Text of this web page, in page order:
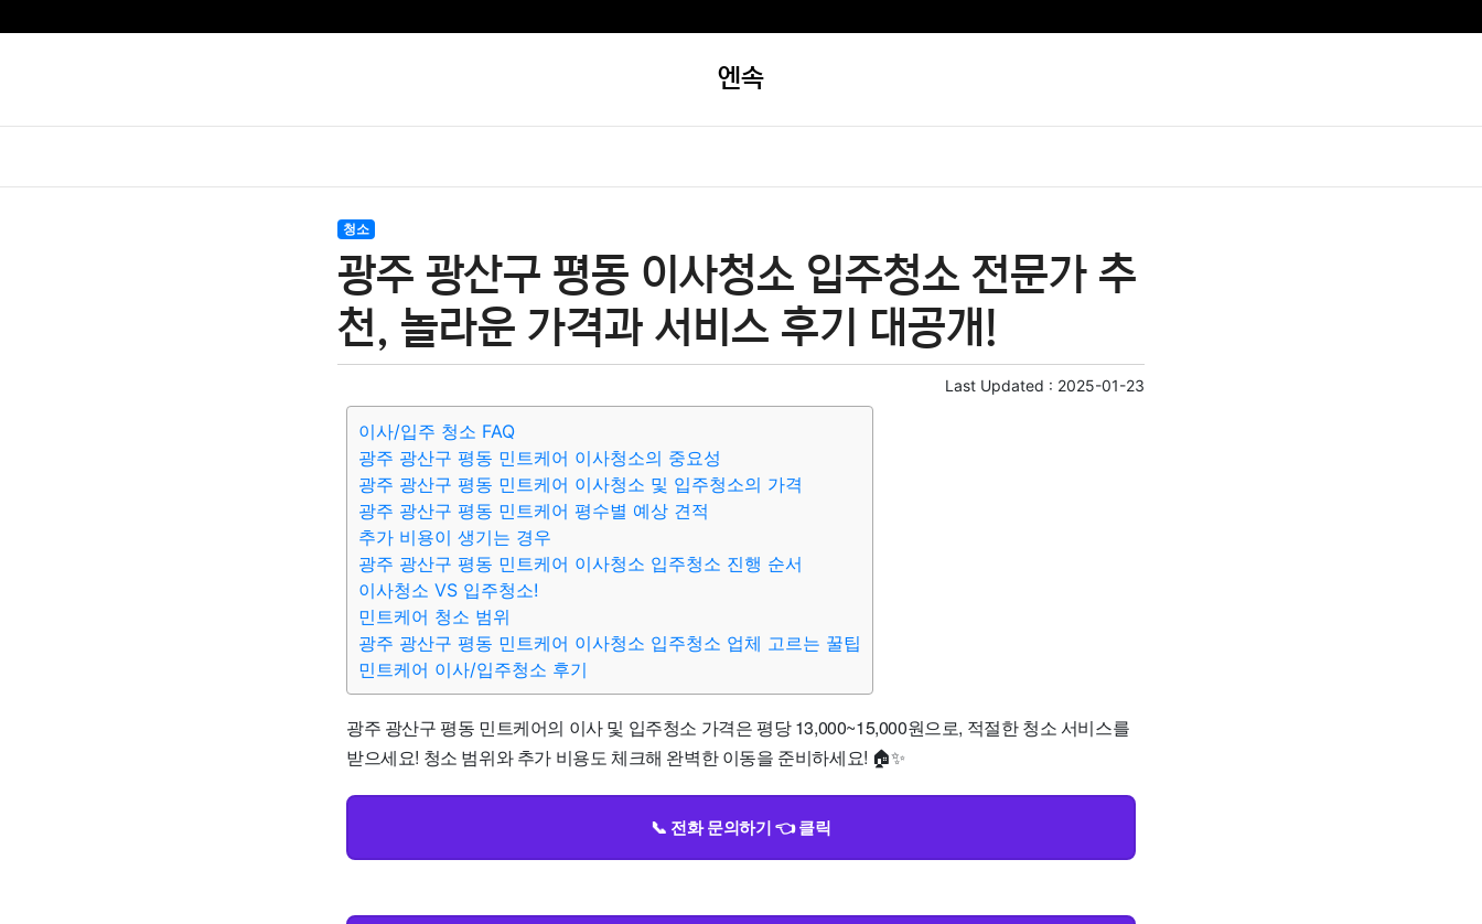
엔속
청소
광주 광산구 평동 이사청소 입주청소 전문가 추
천, 놀라운 가격과 서비스 후기 대공개!
Last Updated : 2025-01-23
이사/입주 청소 FAQ
광주 광산구 평동 민트케어 이사청소의 중요성
광주 광산구 평동 민트케어 이사청소 및 입주청소의 가격
광주 광산구 평동 민트케어 평수별 예상 견적
추가 비용이 생기는 경우
광주 광산구 평동 민트케어 이사청소 입주청소 진행 순서
이사청소 VS 입주청소!
민트케어 청소 범위
광주 광산구 평동 민트케어 이사청소 입주청소 업체 고르는 꿀팁
민트케어 이사/입주청소 후기
광주 광산구 평동 민트케어의 이사 및 입주청소 가격은 평당 13,000~15,000원으로, 적절한 청소 서비스를
받으세요! 청소 범위와 추가 비용도 체크해 완벽한 이동을 준비하세요! 🏠✨
📞 전화 문의하기 👈 클릭